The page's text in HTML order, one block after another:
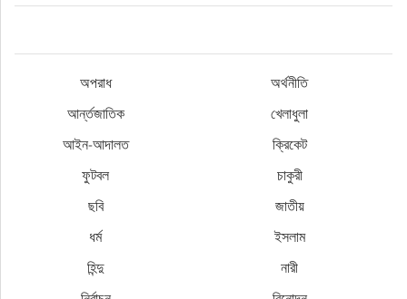
অপরাধ
অর্থনীতি
আর্ন্তজাতিক
খেলাধুলা
আইন-আদালত
ক্রিকেট
ফুটবল
চাকুরী
ছবি
জাতীয়
ধর্ম
ইসলাম
হিন্দু
নারী